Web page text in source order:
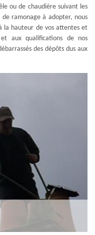
ou de chaudière suivant les
ramonage à adopter, nous
la hauteur de vos attentes et
aux qualifications de nos
des dépôts dus aux